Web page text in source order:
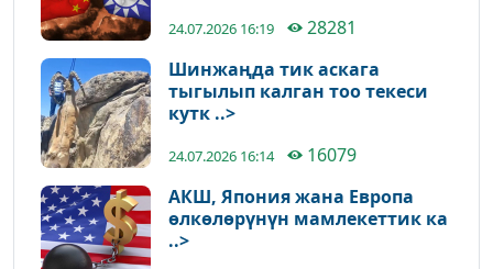
24.07.2026 16:19
28281
Шинжаңда тик аскага
тыгылып калган тоо текеси
кутк ..>
24.07.2026 16:14
16079
АКШ, Япония жана Европа
өлкөлөрүнүн мамлекеттик ка
..>